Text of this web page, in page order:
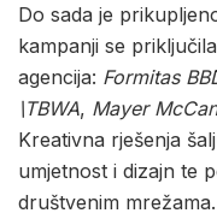
Do sada je
kampanji se
agencija: Formitas
\TBWA, Mayer
Kreativna rješenja
umjetnost i dizajn te
društvenim